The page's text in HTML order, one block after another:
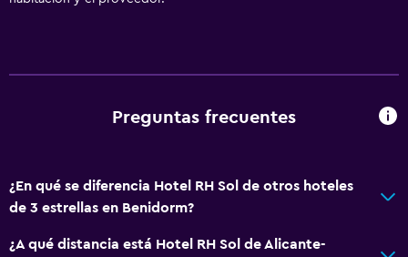
Preguntas frecuentes
¿En qué se diferencia Hotel RH Sol de otros hoteles
de 3 estrellas en Benidorm?
¿A qué distancia está Hotel RH Sol de Alicante-